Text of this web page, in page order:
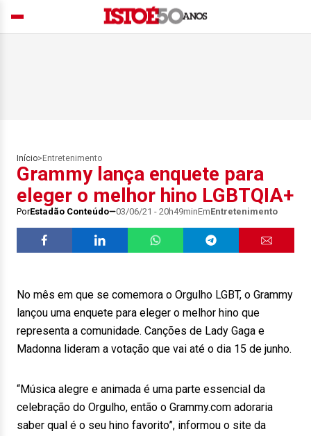
Início> Entretenimento
Grammy lança enquete para
eleger o melhor hino LGBTQIA+
PorEstadão Conteúdo 03/06/21 - 20h49minEmEntretenimento
No mês em que se comemora o Orgulho LGBT, o Grammy
lançou uma enquete para eleger o melhor hino que
representa a comunidade. Canções de Lady Gaga e
Madonna lideram a votação que vai até o dia 15 de junho.
“Música alegre e animada é uma parte essencial da
celebração do Orgulho, então o Grammy.com adoraria
saber qual é o seu hino favorito”, informou o site da